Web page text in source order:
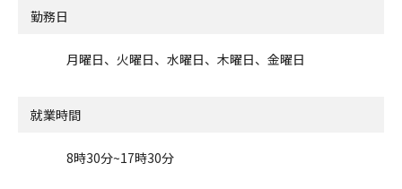
勤務日
月曜日、火曜日、水曜日、木曜日、金曜日
就業時間
8時30分~17時30分